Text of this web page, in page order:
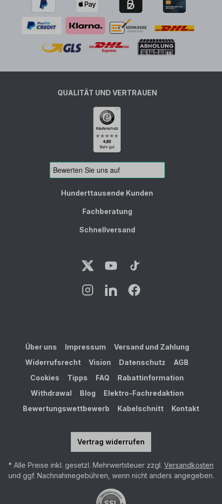
QUALITÄT UND VERTRAUEN
Hunderttausende Kunden
Fachberatung
Schnellversand
Über uns Impressum
Versand und Zahlung
Widerrufsrecht
Vision Datenschutz
AGB
Cookies
Tipps FAQ
Rabattinformation
Withdrawal
Blog
Elektro-Fachredaktion
Bewertungswettbewerb
Kabelschnitt Kontakt
Vertrag widerrufen
* Alle Preise inkl. gesetzl. Mehrwertsteuer zzgl. Versandkosten
und ggf. Nachnahmegebühren, wenn nicht anders angegeben.